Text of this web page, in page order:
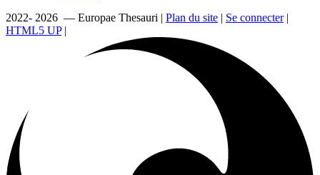
2022- 2026 — Europae Thesauri | Plan du site | Se connecter|
HTML5 UP|